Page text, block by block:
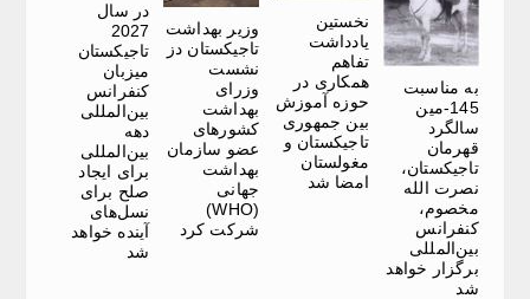
به مناسبت
145-مین
سالگرد
قهرمان
تاجیکستان،
نصرت الله
مخصوم،
کنفرانس
بین‌المللی
برگزار خواهد
شد
نخستین
یادداشت
تفاهم
همکاری در
حوزه آموزش
بین جمهوری
تاجیکستان و
مغولستان
امضا شد
وزیر بهداشت
تاجیکستان دز
نشست
وزرای
بهداشت
کشورهای
عضو سازمان
بهداشت
جهانی
(WHO)
شرکت کرد
در سال
2027
تاجیکستان
میزبان
کنفرانس
بین‌المللی
دهه
بین‌المللی
برای ایجاد
صلح برای
نسل‌های
آینده خواهد
شد